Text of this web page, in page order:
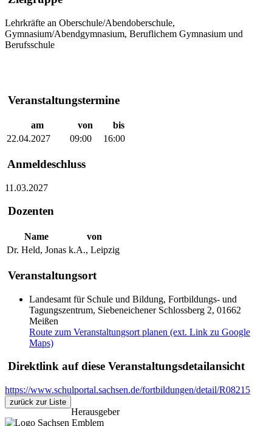
Lehrkräfte an Oberschule/Abendoberschule,
Gymnasium/Abendgymnasium, Beruflichem Gymnasium und
Berufsschule
Veranstaltungstermine
am von
bis
22.04.2027
09:00 16:00
Anmeldeschluss
11.03.2027
Dozenten
Name
von
Dr. Held, Jonas k.A., Leipzig
Veranstaltungsort
Landesamt für Schule und Bildung, Fortbildungs- und
Tagungszentrum, Siebeneichener Schlossberg 2, 01662
Meißen
Route zum Veranstaltungsort planen (ext. Link zu Google
Maps)
Direktlink auf diese Veranstaltungsdetailansicht
https://www.schulportal.sachsen.de/fortbildungen/detail/R08215
zurück zur Liste
Herausgeber